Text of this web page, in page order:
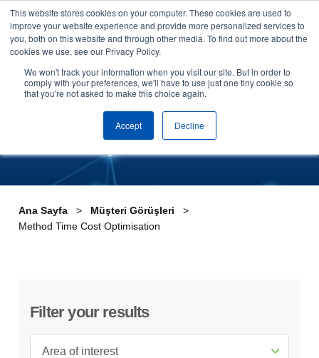
This website stores cookies on your computer. These cookies are used to
improve your website experience and provide more personalized services to
you, both on this website and through other media. To find out more about the
cookies we use, see our Privacy Policy.
We won't track your information when you visit our site. But in order to
comply with your preferences, we'll have to use just one tiny cookie so
that you're not asked to make this choice again.
Accept Decline
Skip to content
Demo talep edin
Method Time Cost
Optimisation
Ana Sayfa
Müşteri Görüşleri
Method Time Cost Optimisation
Filter your results
Area of interest